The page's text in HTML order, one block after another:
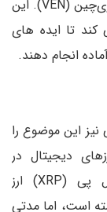
و وی‌چین (VEN). این
تا ایده های
انجام دهند.
نیز این موضوع را
دیجیتال در
اکوسیستم فعال می‌باشند. برای مثال ریپل پی (XRP) ارز
است، اما مدتی